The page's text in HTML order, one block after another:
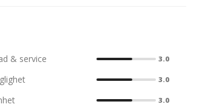
på allt vi säljer, konsumentköplagen
tydliga språk.
& service 3.0
3.0
3.0